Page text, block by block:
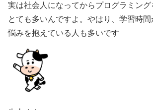
実は社会人になってからプログラミン
とても多いんですよ。やはり、学習時
悩みを抱えている人も多いです